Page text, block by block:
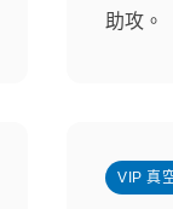
助攻。
VIP 真